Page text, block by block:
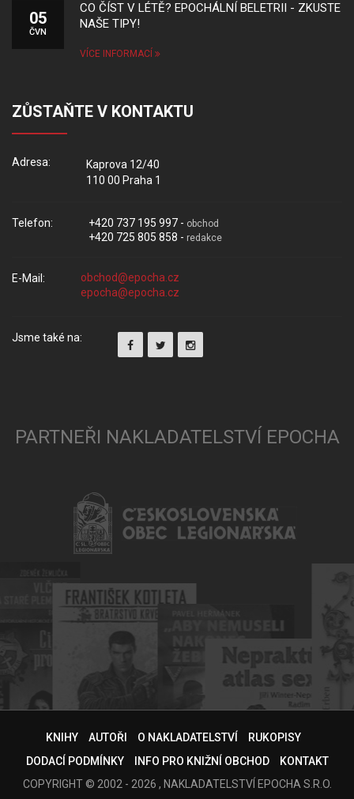
05
ČVN
CO ČÍST V LÉTĚ? EPOCHÁLNÍ BELETRII - ZKUSTE
NAŠE TIPY!
VÍCE INFORMACÍ
ZŮSTAŇTE V KONTAKTU
Adresa:
Kaprova 12/40
110 00 Praha 1
Telefon: +420 737 195 997 - obchod
+420 725 805 858 - redakce
E-Mail:
Jsme také na:
PARTNEŘI NAKLADATELSTVÍ EPOCHA
KNIHY AUTOŘI O NAKLADATELSTVÍ
RUKOPISY
DODACÍ PODMÍNKY
INFO PRO KNIŽNÍ OBCHOD
KONTAKT
COPYRIGHT © 2002 - 2026 , NAKLADATELSTVÍ EPOCHA S.R.O.